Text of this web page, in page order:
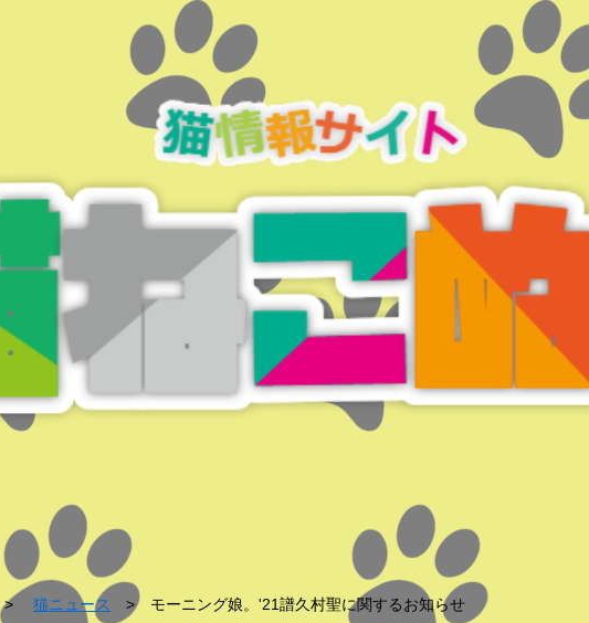
猫ニュース モーニング娘。'21譜久村聖に関するお知らせ